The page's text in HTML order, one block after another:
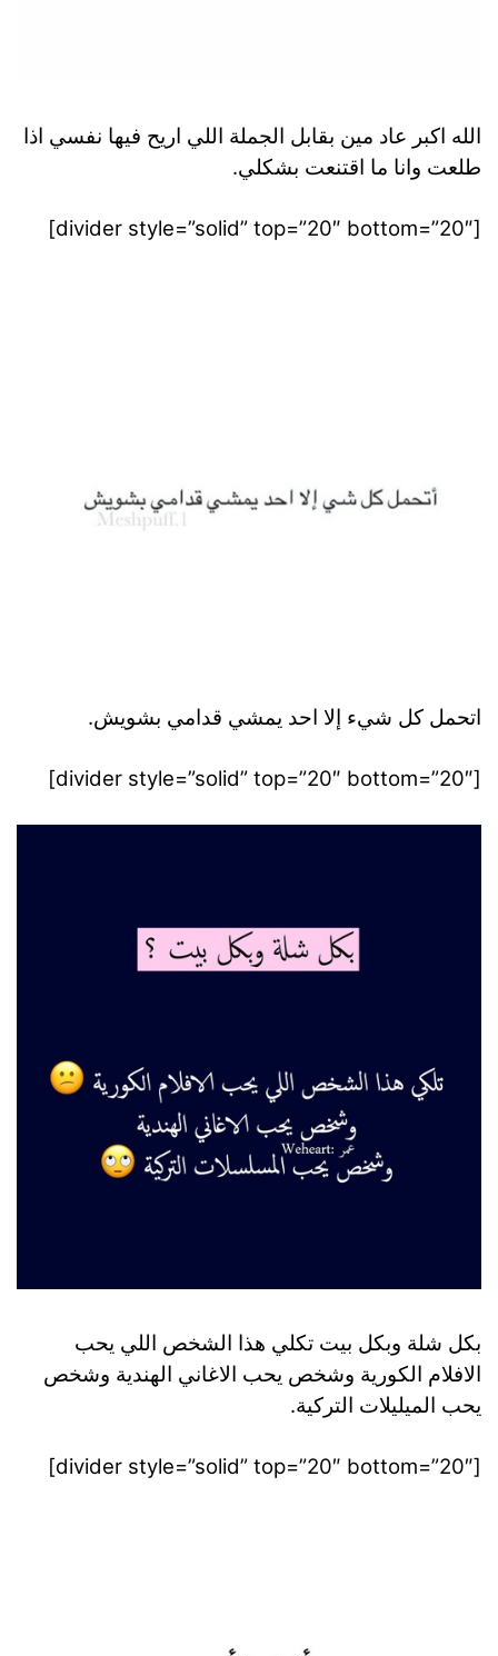
الله اكبر عاد مين بقابل الجملة اللي اريح فيها نفسي اذا
طلعت وانا ما اقتنعت بشكلي.
[divider style=”solid” top=”20″ bottom=”20″]
اتحمل كل شيء إلا احد يمشي قدامي بشويش.
[divider style=”solid” top=”20″ bottom=”20″]
بكل شلة وبكل بيت تكلي هذا الشخص اللي يحب
الافلام الكورية وشخص يحب الاغاني الهندية وشخص
يحب الميليلات التركية.
[divider style=”solid” top=”20″ bottom=”20″]